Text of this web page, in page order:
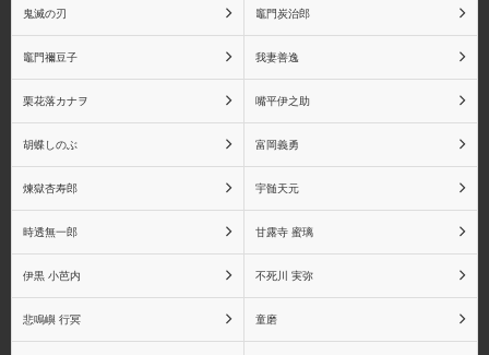
赤犬(サカズキ)
シルバーズ・レイリー
ゴール・D・ロジャー
鬼滅の刃 竈門炭治郎
竈門禰󠄀豆子 我妻善逸
栗花落カナヲ 嘴平伊之助
胡蝶しのぶ 富岡義勇
煉獄杏寿郎 宇髄天元
時透無一郎 甘露寺 蜜璃
伊黒 小芭内 不死川 実弥
悲鳴嶼 行冥 童磨